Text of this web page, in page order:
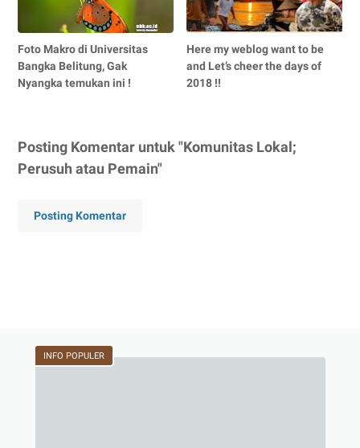
Foto Makro di Universitas
Bangka Belitung, Gak
Nyangka temukan ini !
Here my weblog want to be
and Let’s cheer the days of
2018 !!
Posting Komentar untuk "Komunitas Lokal;
Perusuh atau Pemain"
Posting Komentar
INFO POPULER